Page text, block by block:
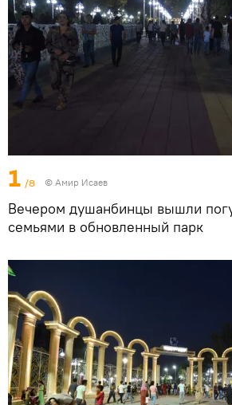
1 /8 © Амир Исаев
Вечером душанбинцы вышли
семьями в обновленный парк